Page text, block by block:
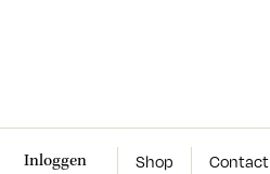
Inloggen Shop Contact